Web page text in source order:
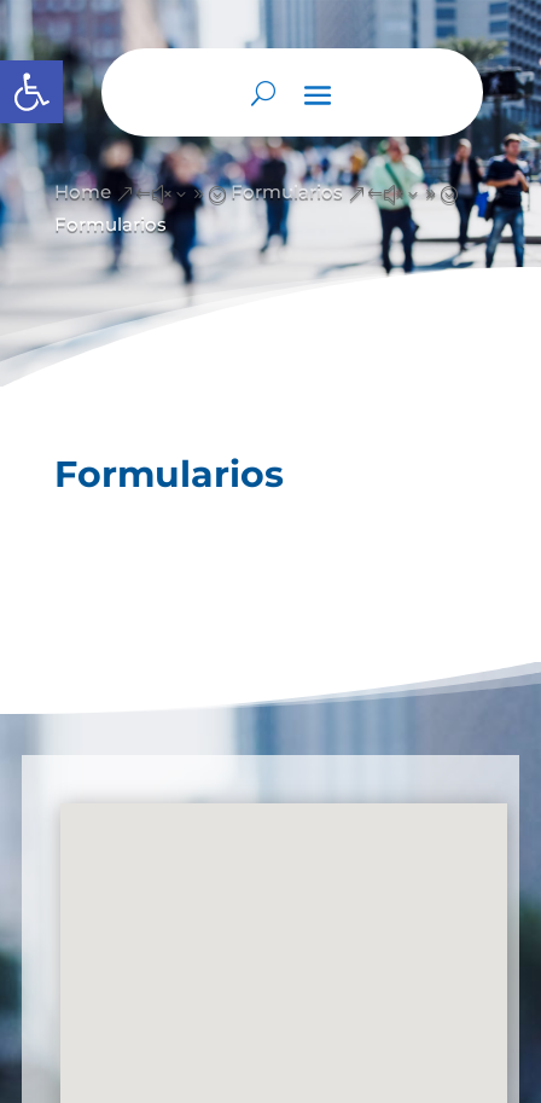
Abrir barra de herramientas
Home &#x39; Formularios &#x39;
Formularios
Formularios